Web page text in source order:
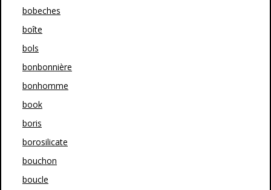
bobeches
boîte
bols
bonbonnière
bonhomme
book
boris
borosilicate
bouchon
boucle